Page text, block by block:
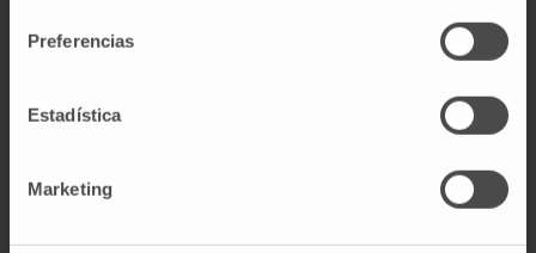
Preferencias
Estadística
Marketing
Waldenström, un médico sueco que
El médico sueco Jan Gosta Waldenström (1906-
nueve enfermedades, entre las que, además de la